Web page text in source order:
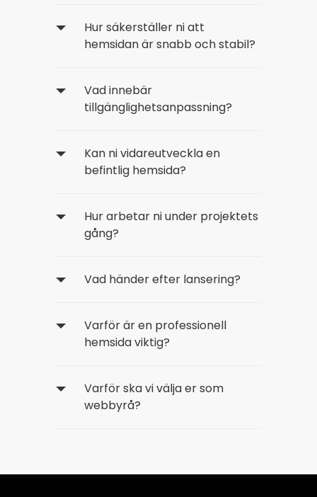
Hur säkerställer ni att
hemsidan är snabb och stabil?
Vad innebär
tillgänglighetsanpassning?
Kan ni vidareutveckla en
befintlig hemsida?
Hur arbetar ni under projektets
gång?
Vad händer efter lansering?
Varför är en professionell
hemsida viktig?
Varför ska vi välja er som
webbyrå?